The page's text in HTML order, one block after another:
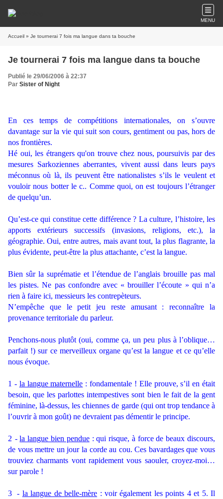
MENU
Accueil » Je tournerai 7 fois ma langue dans ta bouche
Je tournerai 7 fois ma langue dans ta bouche
Publié le 29/06/2006 à 22:37
Par Sister of Night
En ces temps de compétitions internationales, on s’ouvre
davantage sur la vie qui suit son cours, gentiment ou pas, hors de
nos frontières.
Hé oui, les étrangers qu'on trouve chez nous, poursuivis par des
mesures Sarkoziennes aberrantes, vivent aussi dans leurs pays
méconnus où là, ils peuvent être nationalistes s’ils le veulent et
vouloir nous botter le c.. Comme quoi, on est toujours l’étranger
de quelqu’un.
Qu’est-ce qui constitue cette différence ? La culture, l’histoire, les
apports extérieurs successifs (invasions, religions, etc.), la
géographie. Oui, entre autres, mais avant tout, la plus flagrante, la
plus évidente, peut-être la plus attachante, c’est la langue.
Bien sûr la suprématie et l’étendue de l’anglais brouille pas mal
les pistes. Ne pas confondre avec « brouiller l’écoute » qui n’a
rien à faire ici, messieurs les contrepèteurs.
N’empêche que le petit jeu reste amusant : reconnaître la
provenance territoriale du parleur.
Penchons-nous plutôt (oui, comme ça, un peu plus à l’oblique…
parfait !) sur ce merveilleux organe qu’est la langue et ce qu’elle
nous évoque.
1 - la langue maternelle : fondamentale ! Elle prouve, s’il en était
besoin, que les parlottes intempestives sont bien le fait de la gent
féminine, là-dessus, les chiennes de garde (qui ont trop tendance à
l’ouvrir à mon goût) ne devraient pas démentir le principe.
2 -la langue bien pendue: qui risque, à force de beaux discours,
de vous mettre un jour la corde au cou. Ces bavardages que vous
trouviez charmants vont rapidement vous saouler, croyez-moi…
sur parole !
3 - la langue de belle-mère : voir également les points 4 et 5. Il